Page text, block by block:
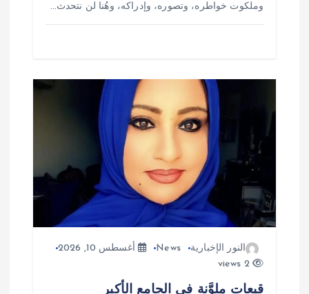
وملكوت خواطره، وتصوره، وإدراكه، وهُنا لن نتحدث…
النور الإخبارية News
أغسطس 10, 2026
2 views
قبعات ملوَّنة في الجامع الأكبر